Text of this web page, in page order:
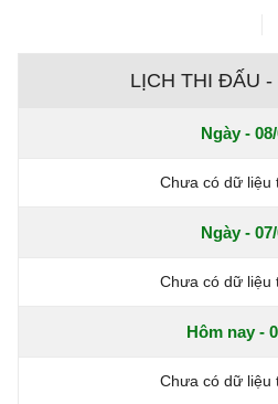
LỊCH THI ĐẤU -
Ngày -
Chưa có dữ liệu
Ngày -
Chưa có dữ liệu
Hôm nay -
Chưa có dữ liệu